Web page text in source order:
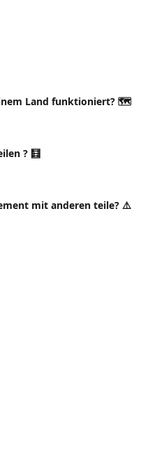
Land funktioniert? 🗺️
? 🧮
mit anderen teile? ⚠️